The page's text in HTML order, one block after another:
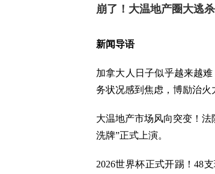
崩了！大温地产圈大逃
新闻导语
加拿大人日子似乎越来越
务状况感到焦虑，博励治火
大温地产市场风向突变！
洗牌”正式上演。
2026世界杯正式开踢！48